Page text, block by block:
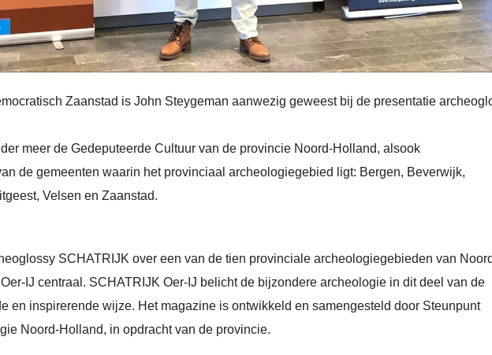
Zaanstad is John Steygeman aanwezig geweest bij de presentatie
meer de Gedeputeerde Cultuur van de provincie Noord-Holland, alsook
de gemeenten waarin het provinciaal archeologiegebied ligt: Bergen, Beverwijk,
Velsen en Zaanstad.
SCHATRIJK over een van de tien provinciale archeologiegebieden van
IJ centraal. SCHATRIJK Oer-IJ belicht de bijzondere archeologie in dit deel van de
en inspirerende wijze. Het magazine is ontwikkeld en samengesteld door Steunpunt
Noord-Holland, in opdracht van de provincie.